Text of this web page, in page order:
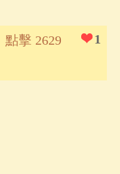
大悲咒(72)
1
點擊 2629